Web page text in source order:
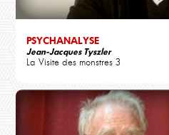
PSYCHANALYSE
Jean-Jacques Tyszler
La Visite des monstres 3